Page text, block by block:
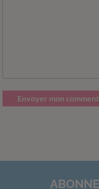
Envoyer mon